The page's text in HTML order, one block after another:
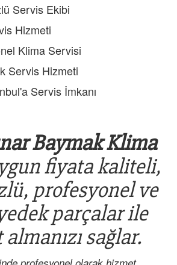
Servis Ekibi
Hizmeti
Klima Servisi
Servis Hizmeti
Servis İmkanı
Baymak Klima
fiyata kaliteli,
profesyonel ve
parçalar ile
sağlar.